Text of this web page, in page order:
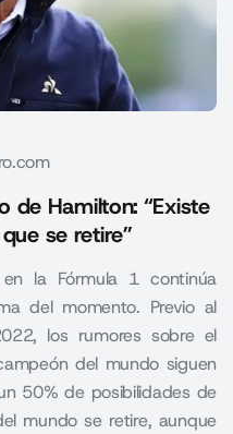
de Hamilton: “Existe
se retire”
la Fórmula 1 continúa
del momento. Previo al
los rumores sobre el
del mundo siguen
50% de posibilidades de
mundo se retire, aunque